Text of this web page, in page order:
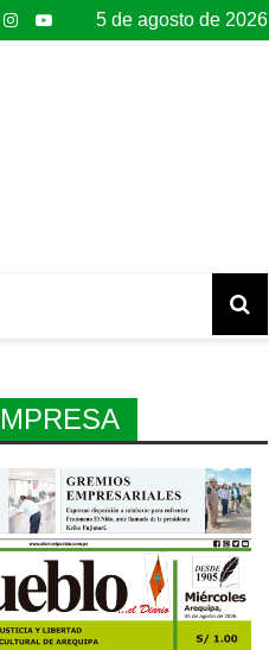
5 de agosto de 2026